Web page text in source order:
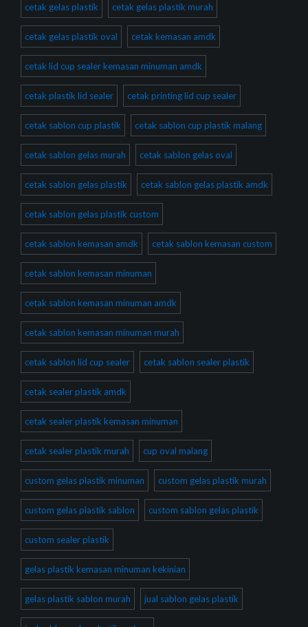
cetak gelas plastik cetak gelas plastik murah
cetak gelas plastik oval cetak kemasan amdk
cetak lid cup sealer kemasan minuman amdk
cetak plastik lid sealer cetak printing lid cup sealer
cetak sablon cup plastik cetak sablon cup plastik malang
cetak sablon gelas murah cetak sablon gelas oval
cetak sablon gelas plastik cetak sablon gelas plastik amdk
cetak sablon gelas plastik custom
cetak sablon kemasan amdk cetak sablon kemasan custom
cetak sablon kemasan minuman
cetak sablon kemasan minuman amdk
cetak sablon kemasan minuman murah
cetak sablon lid cup sealer cetak sablon sealer plastik
cetak sealer plastik amdk
cetak sealer plastik kemasan minuman
cetak sealer plastik murah cup oval malang
custom gelas plastik minuman custom gelas plastik murah
custom gelas plastik sablon custom sablon gelas plastik
custom sealer plastik
gelas plastik kemasan minuman kekinian
gelas plastik sablon murah jual sablon gelas plastik